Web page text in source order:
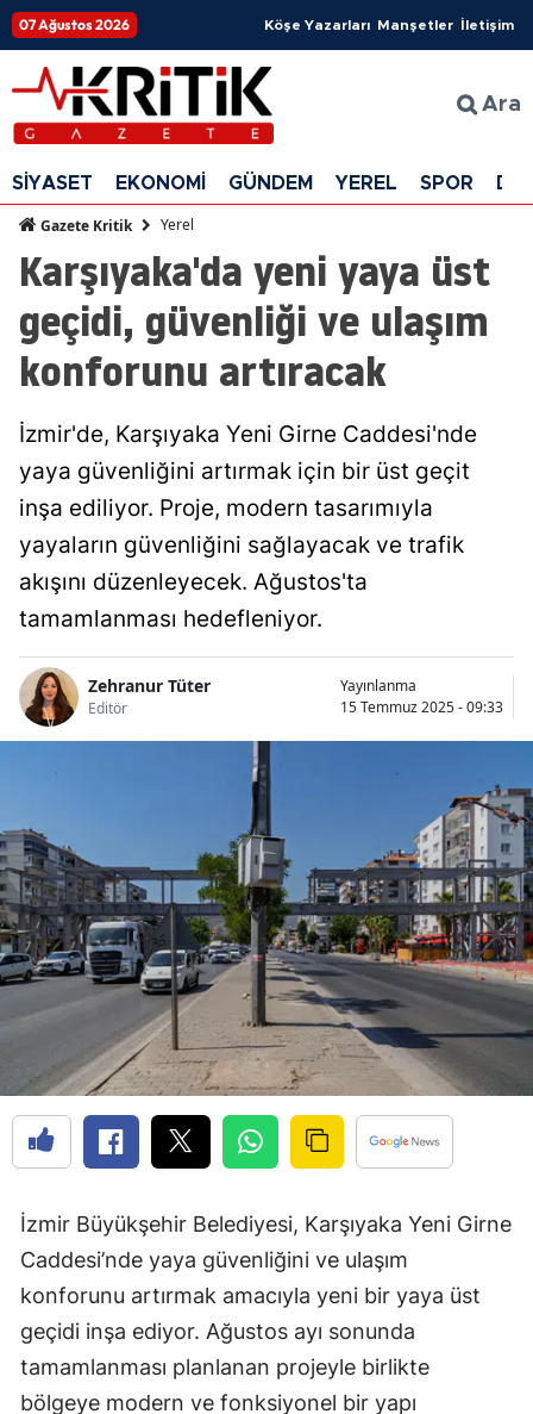
07 Ağustos 2026 Köşe Yazarları Manşetler İletişim
Ara
SİYASET EKONOMİ GÜNDEM YEREL SPOR
Gazete Kritik Yerel
Karşıyaka'da yeni yaya üst
geçidi, güvenliği ve ulaşım
konforunu artıracak
İzmir'de, Karşıyaka Yeni Girne Caddesi'nde
yaya güvenliğini artırmak için bir üst geçit
inşa ediliyor. Proje, modern tasarımıyla
yayaların güvenliğini sağlayacak ve trafik
akışını düzenleyecek. Ağustos'ta
tamamlanması hedefleniyor.
Zehranur Tüter
Editör
Yayınlanma
15 Temmuz 2025 - 09:33
İzmir Büyükşehir Belediyesi, Karşıyaka Yeni Girne
Caddesi’nde yaya güvenliğini ve ulaşım
konforunu artırmak amacıyla yeni bir yaya üst
geçidi inşa ediyor. Ağustos ayı sonunda
tamamlanması planlanan projeyle birlikte
bölgeye modern ve fonksiyonel bir yapı